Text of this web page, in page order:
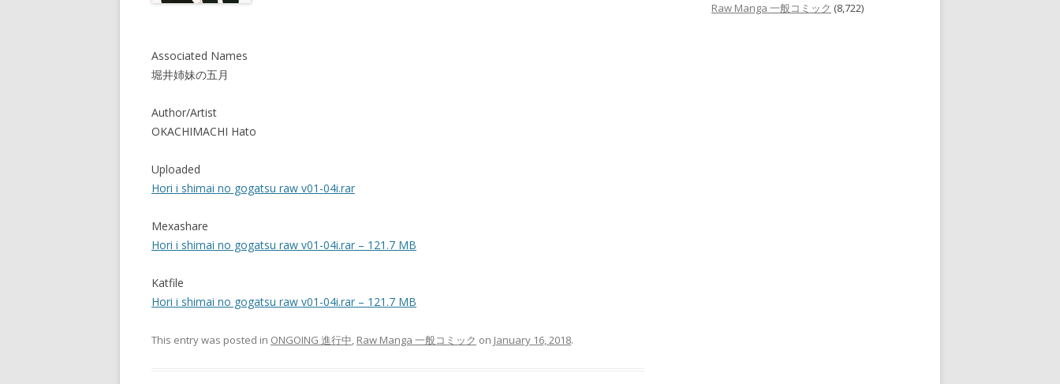
Associated Names
堀井姉妹の五月
Author/Artist
OKACHIMACHI Hato
Uploaded
Hori i shimai no gogatsu raw v01-04i.rar
Mexashare
Hori i shimai no gogatsu raw v01-04i.rar – 121.7 MB
Katfile
Hori i shimai no gogatsu raw v01-04i.rar – 121.7 MB
This entry was posted in ONGOING 進行中, Raw Manga 一般コミック on January 16, 2018.
Raw Manga 一般コミック (8,722)